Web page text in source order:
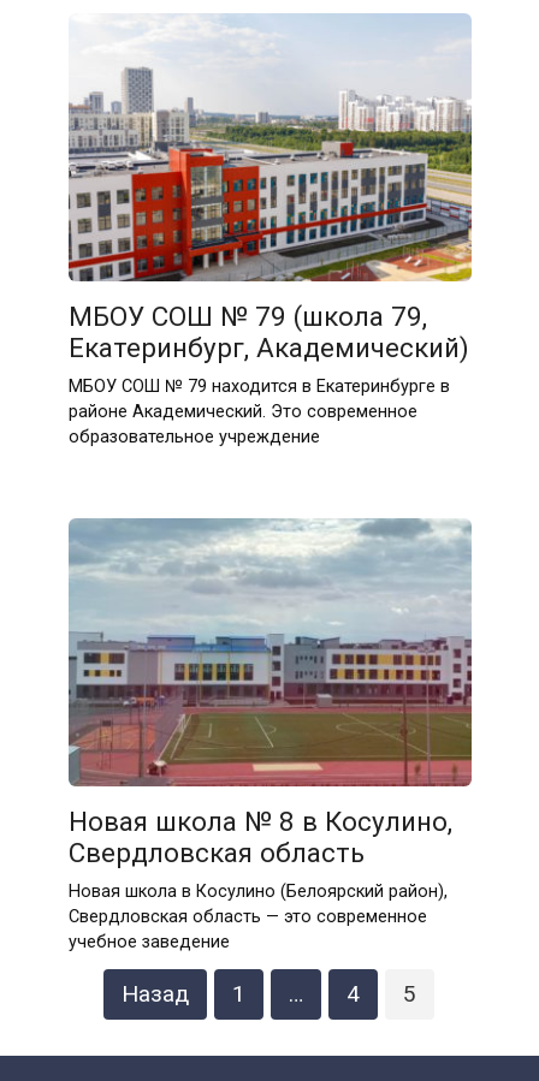
МБОУ СОШ № 79 (школа 79,
Екатеринбург, Академический)
МБОУ СОШ № 79 находится в Екатеринбурге в
районе Академический. Это современное
образовательное учреждение
Новая школа № 8 в Косулино,
Свердловская область
Новая школа в Косулино (Белоярский район),
Свердловская область — это современное
учебное заведение
Назад 1 … 4 5